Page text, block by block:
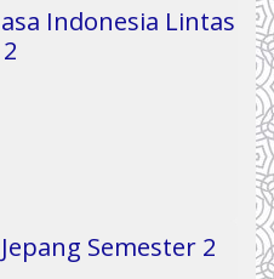
Indonesia Lintas
Semester 2